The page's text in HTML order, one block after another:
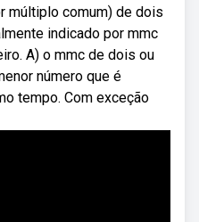
múltiplo comum) de dois
indicado por mmc
A) o mmc de dois ou
número que é
tempo. Com exceção